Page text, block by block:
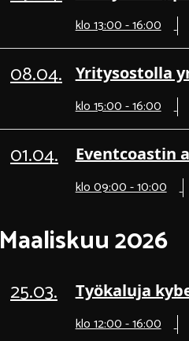
klo 13:00 - 16:00
08.04.
Yritysostolla
klo 15:00 - 16:00
01.04.
Eventcoastin
klo 09:00 - 10:00
Maaliskuu 2026
25.03.
Työkaluja
klo 12:00 - 16:00